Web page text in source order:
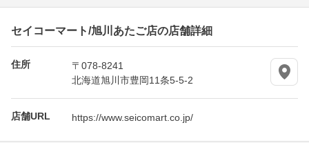
セイコーマート/旭川あたご店の店舗詳細
住所
〒078-8241
北海道旭川市豊岡11条5-5-2
店舗URL https://www.seicomart.co.jp/